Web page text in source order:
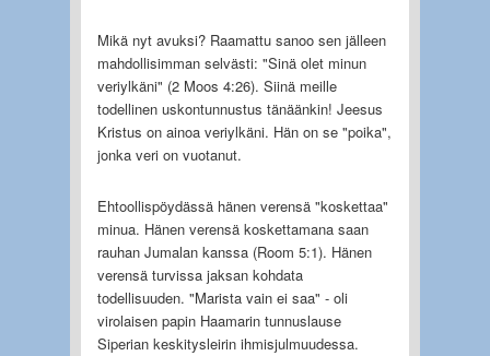
Mikä nyt avuksi? Raamattu sanoo sen jälleen
mahdollisimman selvästi: "Sinä olet minun
veriylkäni" (2 Moos 4:26). Siinä meille
todellinen uskontunnustus tänäänkin! Jeesus
Kristus on ainoa veriylkäni. Hän on se "poika",
jonka veri on vuotanut.
Ehtoollispöydässä hänen verensä "koskettaa"
minua. Hänen verensä koskettamana saan
rauhan Jumalan kanssa (Room 5:1). Hänen
verensä turvissa jaksan kohdata
todellisuuden. "Marista vain ei saa" - oli
virolaisen papin Haamarin tunnuslause
Siperian keskitysleirin ihmisjulmuudessa.